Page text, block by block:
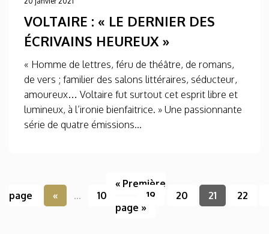
VOLTAIRE : « LE DERNIER DES
ÉCRIVAINS HEUREUX »
« Homme de lettres, féru de théâtre, de romans,
de vers ; familier des salons littéraires, séducteur,
amoureux… Voltaire fut surtout cet esprit libre et
lumineux, à l’ironie bienfaitrice. » Une passionnante
série de quatre émissions...
« Première
page
« ... 10 19 20 21 22
page »